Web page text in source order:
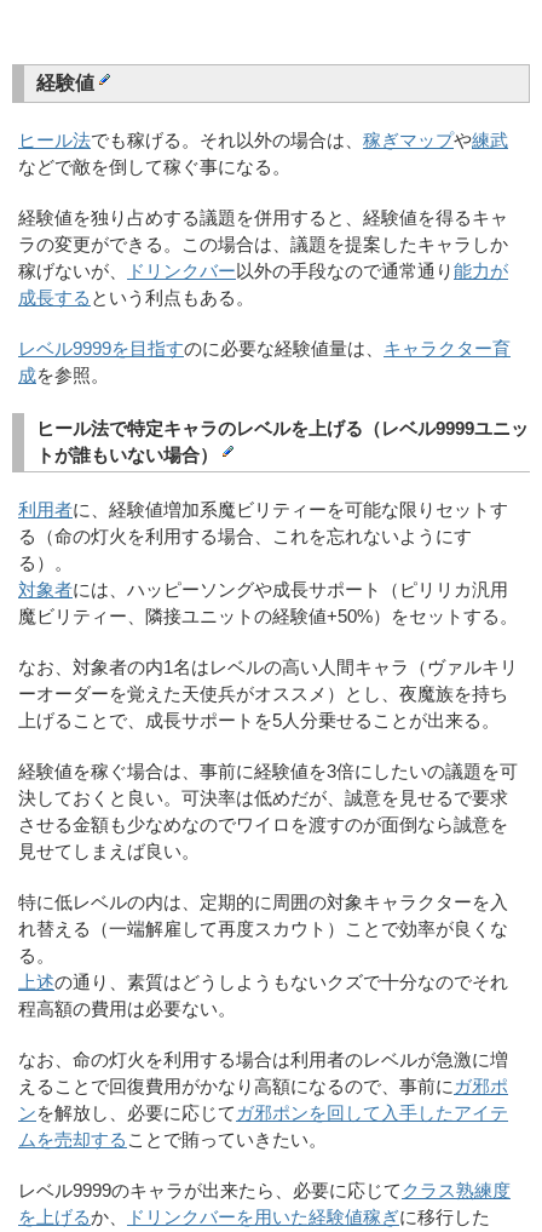
経験値
ヒール法でも稼げる。それ以外の場合は、 稼ぎマップや練武
などで敵を倒して稼ぐ事になる。
経験値を独り占めする議題を併用すると、経験値を得るキャ
ラの変更ができる。この場合は、議題を提案したキャラしか
稼げないが、
ドリンクバー以外の手段なので通常通り能力が
成長する という利点もある。
レベル9999を目指すのに必要な経験値量は、 キャラクター育
成を参照。
ヒール法で特定キャラのレベルを上げる（レベル9999ユニッ
トが誰もいない場合）
利用者に、経験値増加系魔ビリティーを可能な限りセットす
る（命の灯火を利用する場合、これを忘れないようにす
る）。
対象者には、ハッピーソングや成長サポート（ピリリカ汎用
魔ビリティー、隣接ユニットの経験値+50%）をセットする。
なお、対象者の内1名はレベルの高い人間キャラ（ヴァルキリ
ーオーダーを覚えた天使兵がオススメ）とし、夜魔族を持ち
上げることで、成長サポートを5人分乗せることが出来る。
経験値を稼ぐ場合は、事前に経験値を3倍にしたいの議題を可
決しておくと良い。可決率は低めだが、誠意を見せるで要求
させる金額も少なめなのでワイロを渡すのが面倒なら誠意を
見せてしまえば良い。
特に低レベルの内は、定期的に周囲の対象キャラクターを入
れ替える（一端解雇して再度スカウト）ことで効率が良くな
る。
上述の通り、素質はどうしようもないクズで十分なのでそれ
程高額の費用は必要ない。
なお、命の灯火を利用する場合は利用者のレベルが急激に増
えることで回復費用がかなり高額になるので、事前に ガ邪ポ
ンを解放し、必要に応じて ガ邪ポンを回して入手したアイテ
ムを売却する ことで賄っていきたい。
レベル9999のキャラが出来たら、必要に応じて クラス熟練度
を上げるか、 ドリンクバーを用いた経験値稼ぎに移行した